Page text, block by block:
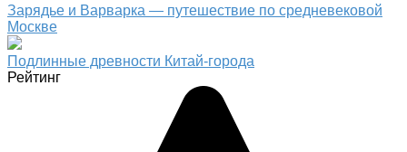
Зарядье и Варварка — путешествие по средневековой
Москве
Подлинные древности Китай-города
Рейтинг